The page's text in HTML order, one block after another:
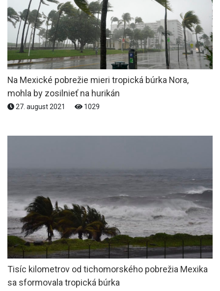
Na Mexické pobrežie mieri tropická búrka Nora,
mohla by zosilnieť na hurikán
27. august 2021 1029
Tisíc kilometrov od tichomorského pobrežia Mexika
sa sformovala tropická búrka